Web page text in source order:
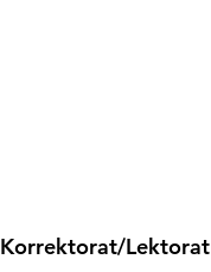
Korrektorat/Lektorat